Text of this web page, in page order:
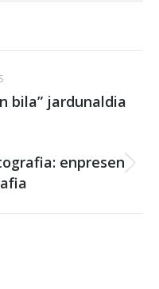
bila” jardunaldia
enpresen